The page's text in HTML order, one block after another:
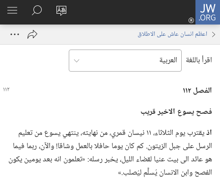
JW.ORG
تغيير
الموقع
تسجيل
الدخول
نافذة
البحث
في
JW.‎ORG
اعظم انسان عاش على الاطلاق
اقرأ باللغة
الفصل ١١٢
فصح يسوع الاخير قريب
اذ
يقترب يوم الثلاثاء،‏ ١١ نيسان قمري،‏ من نهايته،‏ ينتهي يسوع من تعليم
الرسل على جبل الزيتون.‏ كم كان يوما حافلا بالعمل وشاقا!‏ والآن،‏ ربما فيما
هو عائد الى بيت عنيا لقضاء الليل،‏ يخبر رسله:‏ «تعلمون انه بعد يومين يكون
الفصح وابن الانسان يُسلَّم ليُصلب.‏»‏